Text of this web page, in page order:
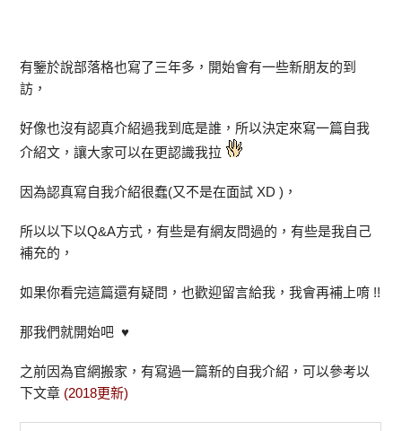
有鑒於說部落格也寫了三年多，開始會有一些新朋友的到
訪，
好像也沒有認真介紹過我到底是誰，所以決定來寫一篇自我
介紹文，讓大家可以在更認識我拉
因為認真寫自我介紹很蠢(又不是在面試 XD )，
所以以下以Q&A方式，有些是有網友問過的，有些是我自己
補充的，
如果你看完這篇還有疑問，也歡迎留言給我，我會再補上唷 !!
那我們就開始吧 ♥
之前因為官網搬家，有寫過一篇新的自我介紹，可以參考以
下文章 (2018更新)